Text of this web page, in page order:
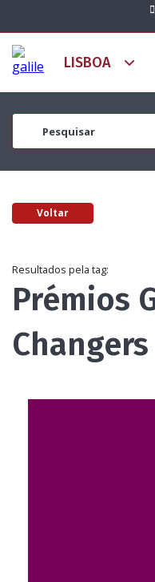
Voltar
Resultados pela tag:
Prémios
Changers